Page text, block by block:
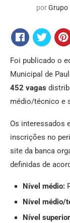
porGrupo
Foi publicado o
Municipal de
452 vagas
médio/técnico e
Os interessados
inscrições no
site da banca
definidas de
Nível médio:
Nível médio/
Nível